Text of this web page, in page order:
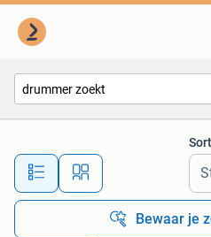
Alle
Bewaar je